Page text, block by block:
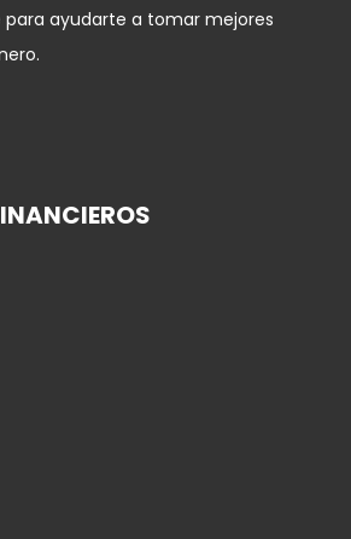
ayudarte a tomar mejores